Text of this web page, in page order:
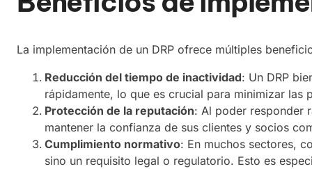
La implementación de un DRP ofrece múltiples
Reducción del tiempo de inactividad: Un DRP
rápidamente, lo que es crucial para minimizar las
Protección de la reputación: Al poder responder
mantener la confianza de sus clientes y socios
Cumplimiento normativo: En muchos sectores,
sino un requisito legal o regulatorio. Esto es